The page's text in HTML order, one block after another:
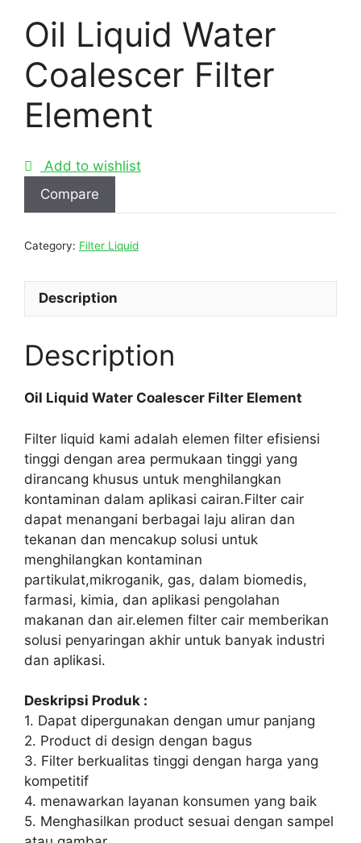
Oil Liquid Water
Coalescer Filter
Element
Add to wishlist
Compare
Category: Filter Liquid
Description
Description
Oil Liquid Water Coalescer Filter Element
Filter liquid kami adalah elemen filter efisiensi
tinggi dengan area permukaan tinggi yang
dirancang khusus untuk menghilangkan
kontaminan dalam aplikasi cairan.Filter cair
dapat menangani berbagai laju aliran dan
tekanan dan mencakup solusi untuk
menghilangkan kontaminan
partikulat,mikroganik, gas, dalam biomedis,
farmasi, kimia, dan aplikasi pengolahan
makanan dan air.elemen filter cair memberikan
solusi penyaringan akhir untuk banyak industri
dan aplikasi.
Deskripsi Produk :
1. Dapat dipergunakan dengan umur panjang
2. Product di design dengan bagus
3. Filter berkualitas tinggi dengan harga yang
kompetitif
4. menawarkan layanan konsumen yang baik
5. Menghasilkan product sesuai dengan sampel